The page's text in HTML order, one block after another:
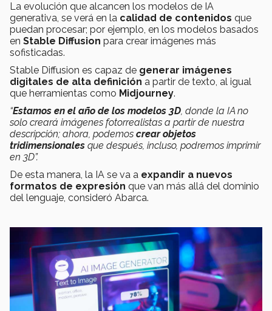
La evolución que alcancen los modelos de IA
generativa, se verá en la calidad de contenidos que
puedan procesar; por ejemplo, en los modelos basados
en Stable Diffusion para crear imágenes más
sofisticadas.
Stable Diffusion es capaz de generar imágenes
digitales de alta definición a partir de texto, al igual
que herramientas como Midjourney.
“Estamos en el año de los modelos 3D, donde la IA no
solo creará imágenes fotorrealistas a partir de nuestra
descripción; ahora, podemos crear objetos
tridimensionales que después, incluso, podremos imprimir
en 3D”.
De esta manera, la IA se va a expandir a nuevos
formatos de expresión que van más allá del dominio
del lenguaje, consideró Abarca.